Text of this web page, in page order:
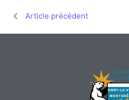
Article précédent